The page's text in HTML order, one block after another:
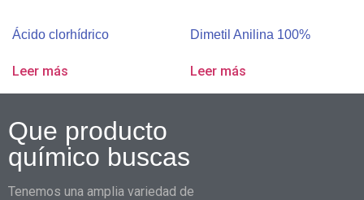
Ácido clorhídrico
Leer más
Dimetil Anilina 100%
Leer más
Que producto
químico buscas
Tenemos una amplia variedad de